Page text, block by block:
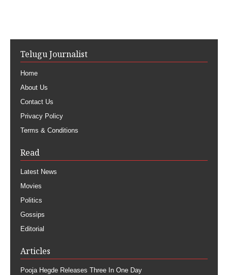
Telugu Journalist
Home
About Us
Contact Us
Privacy Policy
Terms & Conditions
Read
Latest News
Movies
Politics
Gossips
Editorial
Articles
Pooja Hegde Releases Three In One Day